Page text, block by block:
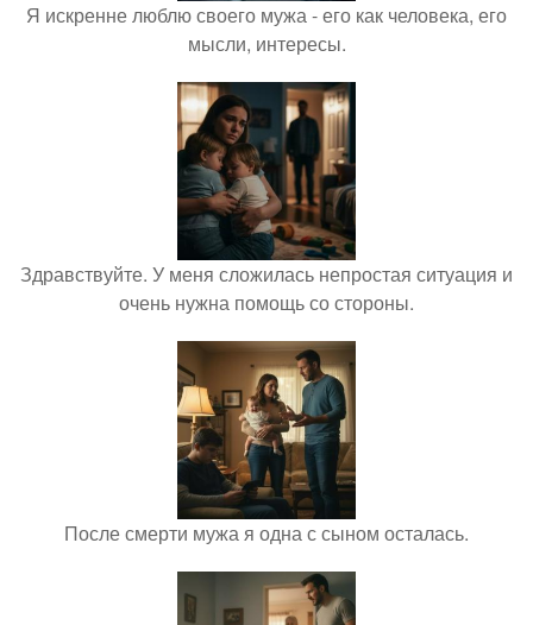
Я искренне люблю своего мужа - его как человека, его
мысли, интересы.
Здравствуйте. У меня сложилась непростая ситуация и
очень нужна помощь со стороны.
После смерти мужа я одна с сыном осталась.